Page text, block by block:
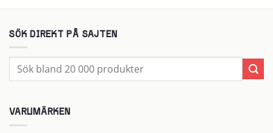
SÖK DIREKT PÅ SAJTEN
efter:
VARUMÄRKEN